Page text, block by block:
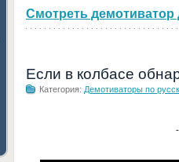
Смотреть демотиватор
Если в колбасе
Категория: Демотиваторы по